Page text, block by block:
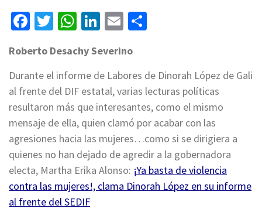
Facebook
Twitter
WhatsApp
LinkedIn
Email
Roberto Desachy Severino
Durante el informe de Labores de Dinorah López de Gali
al frente del DIF estatal, varias lecturas políticas
resultaron más que interesantes, como el mismo
mensaje de ella, quien clamó por acabar con las
agresiones hacia las mujeres…como si se dirigiera a
quienes no han dejado de agredir a la gobernadora
electa, Martha Erika Alonso: ¡Ya basta de violencia
contra las mujeres!, clama Dinorah López en su informe
al frente del SEDIF